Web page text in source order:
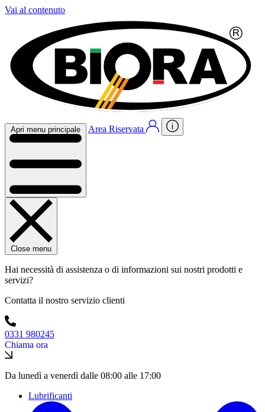
Vai al contenuto
Apri menu principale Area Riservata
Close menu
Hai necessità di assistenza o di informazioni sui nostri prodotti e
servizi?
Contatta il nostro servizio clienti
0331 980245
Chiama ora
Da lunedì a venerdì dalle 08:00 alle 17:00
Lubrificanti